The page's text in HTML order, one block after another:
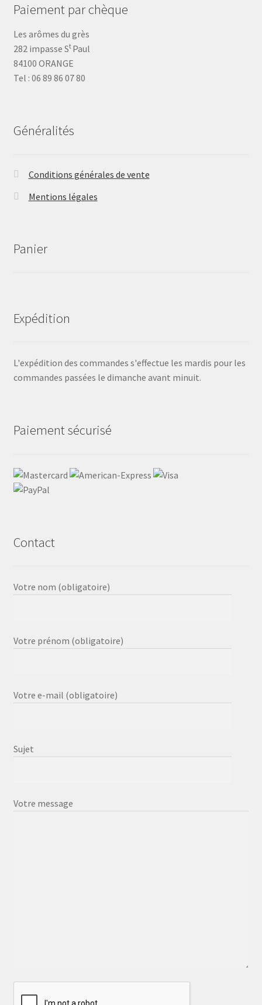
Paiement par chèque
Les arômes du grès
282 impasse St Paul
84100 ORANGE
Tel : 06 89 86 07 80
Généralités
Conditions générales de vente
Mentions légales
Panier
Expédition
L'expédition des commandes s'effectue les mardis pour les
commandes passées le dimanche avant minuit.
Paiement sécurisé
Contact
Votre nom (obligatoire)
Votre prénom (obligatoire)
Votre e-mail (obligatoire)
Sujet
Votre message